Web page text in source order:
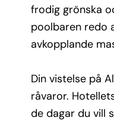
De 57 rummen
Suites är
hög komfort i
kvadratmeter
över
kvadratmeter
havsutsikt är på
frodig grönska
poolbaren redo
avkopplande
Din vistelse på
råvaror.
de dagar du vill